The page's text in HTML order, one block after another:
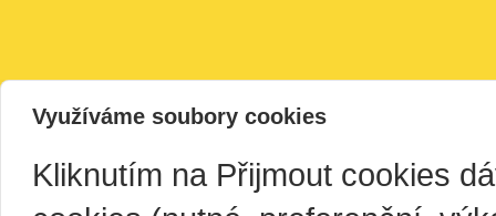
Využíváme soubory cookies
Kliknutím na Přijmout cookies